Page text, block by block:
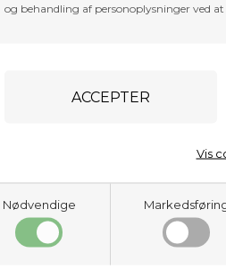
og behandling af personoplysninger ved
Nødvendige
Vis
Du finder ikke kun Baldur ́s
i Jylland og Sjælland. De
så du kan afhente
sortiment, hvor du også kan få
instruktion. Vi sender med GLS
, med undtagelse af volumen
til Baldur ́s Archery - på
spørgsmål og/eller behov for et
Baldur:9718 3356, eller Martin:2751